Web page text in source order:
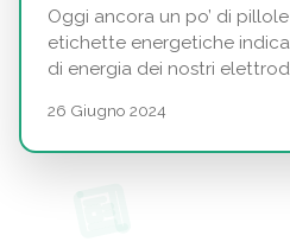
Oggi ancora un po’ di
etichette energetiche
di energia dei nostri
26 Giugno 2024